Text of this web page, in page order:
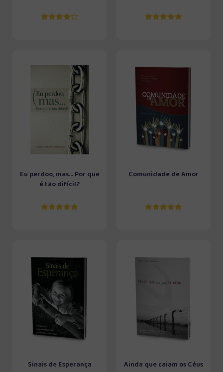
Eu perdoo, mas... Por que
é tão difícil?
Comunidade de Amor
Sinais de Esperança Ainda que caiam os Céus